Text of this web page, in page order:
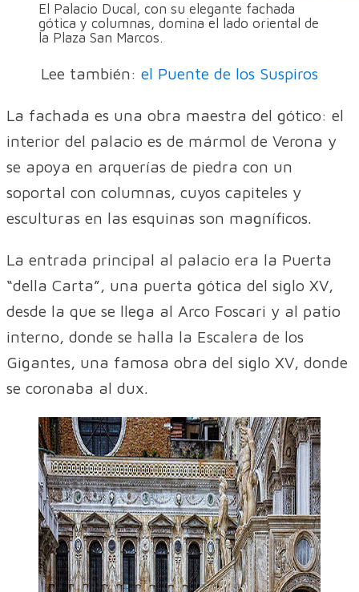
El Palacio Ducal, con su elegante fachada
gótica y columnas, domina el lado oriental de
la Plaza San Marcos.
Lee también: el Puente de los Suspiros
La fachada es una obra maestra del gótico: el
interior del palacio es de mármol de Verona y
se apoya en arquerías de piedra con un
soportal con columnas, cuyos capiteles y
esculturas en las esquinas son magníficos.
La entrada principal al palacio era la Puerta
“della Carta”, una puerta gótica del siglo XV,
desde la que se llega al Arco Foscari y al patio
interno, donde se halla la Escalera de los
Gigantes, una famosa obra del siglo XV, donde
se coronaba al dux.